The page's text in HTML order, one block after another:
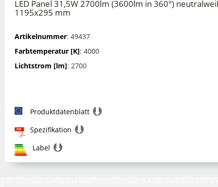
LED Panel 31,5W 2700lm (3600lm in 360°)
1195x295 mm
Artikelnummer: 49437
Farbtemperatur [K]: 4000
Lichtstrom [lm]: 2700
Produktdatenblatt
Spezifikation
Label